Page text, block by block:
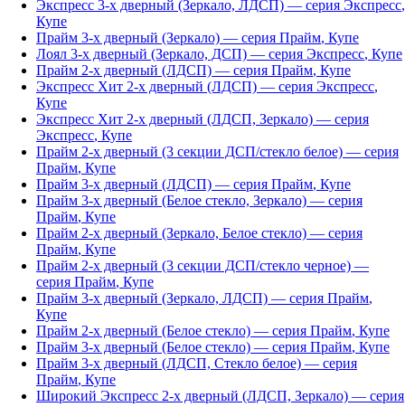
Экспресс 3-х дверный (Зеркало, ЛДСП) — серия Экспресс,
Купе
Прайм 3-х дверный (Зеркало) — серия Прайм, Купе
Лоял 3-х дверный (Зеркало, ДСП) — серия Экспресс, Купе
Прайм 2-х дверный (ЛДСП) — серия Прайм, Купе
Экспресс Хит 2-х дверный (ЛДСП) — серия Экспресс,
Купе
Экспресс Хит 2-х дверный (ЛДСП, Зеркало) — серия
Экспресс, Купе
Прайм 2-х дверный (3 секции ДСП/стекло белое) — серия
Прайм, Купе
Прайм 3-х дверный (ЛДСП) — серия Прайм, Купе
Прайм 3-х дверный (Белое стекло, Зеркало) — серия
Прайм, Купе
Прайм 2-х дверный (Зеркало, Белое стекло) — серия
Прайм, Купе
Прайм 2-х дверный (3 секции ДСП/стекло черное) —
серия Прайм, Купе
Прайм 3-х дверный (Зеркало, ЛДСП) — серия Прайм,
Купе
Прайм 2-х дверный (Белое стекло) — серия Прайм, Купе
Прайм 3-х дверный (Белое стекло) — серия Прайм, Купе
Прайм 3-х дверный (ЛДСП, Стекло белое) — серия
Прайм, Купе
Широкий Экспресс 2-х дверный (ЛДСП, Зеркало) — серия